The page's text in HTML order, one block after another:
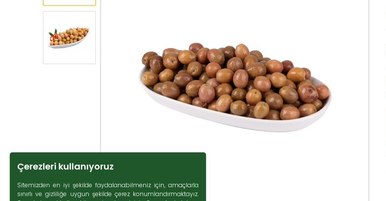
Çerezleri kullanıyoruz
Sitemizden en iyi şekilde faydalanabilmeniz için, amaçlarla
sınırlı ve gizliliğe uygun şekilde çerez konumlandırmaktayız.